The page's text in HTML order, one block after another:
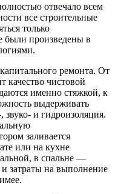
отвечало всем
все строительные
только
были произведены в
ремонта. От
качество чистовой
именно стяжкой, к
выдерживать
и гидроизоляция.
заливается
или на кухне
в спальне —
и затраты на выполнение